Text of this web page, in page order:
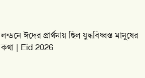
লন্ডনে ঈদের প্রার্থনায় ছিল যুদ্ধবিধ্বস্ত মানুষের
কথা | Eid 2026